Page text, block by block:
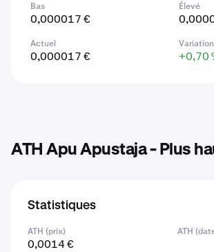
Bas
0,000017 €
Élevé
Actuel
0,000017 €
Variation
+0,70
ATH Apu Apustaja - Plus
Statistiques
ATH (prix)
0,0014 €
ATH